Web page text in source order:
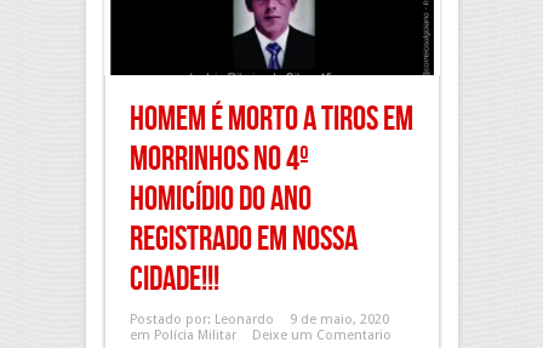
Homem é morto a tiros em
Morrinhos no 4º
homicídio do ano
registrado em nossa
cidade!!!
Postado por: Leonardo
9 de maio, 2020
em Polícia Militar Deixe um Comentario